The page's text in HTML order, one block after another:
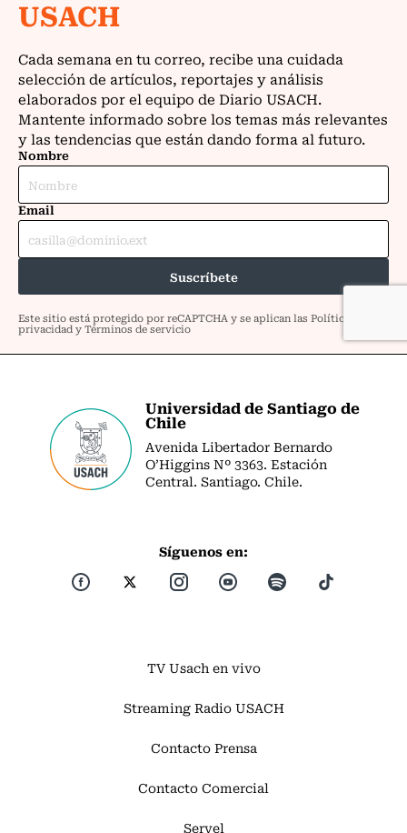
Universidad de Santiago de
Chile
Avenida Libertador Bernardo
O’Higgins Nº 3363. Estación
Central. Santiago. Chile.
Síguenos en:
TV Usach en vivo
Streaming Radio USACH
Contacto Prensa
Contacto Comercial
Servel